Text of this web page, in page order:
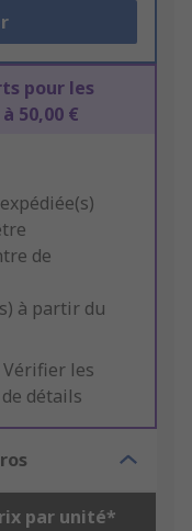
pour les
50,00 €
de
à partir du
les
détails
par unité*